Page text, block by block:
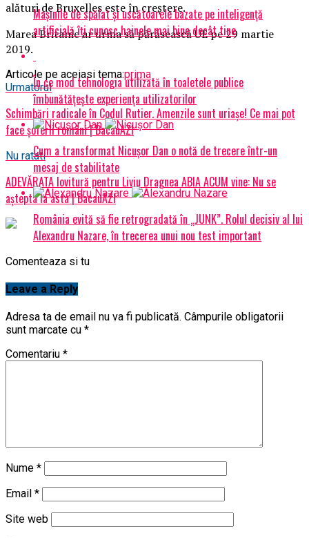
alături de Bruxelles este în creştere.
Marea Britanie ar urma să părăsească UE pe 29 martie
2019.
Articole pe aceiasi tema:prima
Urmatorul
Schimbări radicale în Codul Rutier. Amenzile sunt uriașe! Ce mai pot
face șoferii români | BacauAZI
Nu ratati
ADEVĂRATA lovitură pentru Liviu Dragnea ABIA ACUM vine: Nu se
aștepta la asta | BacauAZI
Mașinile de spălat și uscătoarele bazate pe inteligență
artificială îți cunosc hainele mai bine decât tine
În ce mod tehnologia utilizată în toaletele publice
îmbunătățește experiența utilizatorilor
Cum a transformat Nicușor Dan o notă de trecere într-un
mesaj de stabilitate
România evită să fie retrogradată în „JUNK”. Rolul decisiv al lui
Alexandru Nazare, în trecerea unui nou test important
Comenteaza si tu
Leave a Reply
Adresa ta de email nu va fi publicată. Câmpurile obligatorii
sunt marcate cu *
Comentariu *
Nume *
Email *
Site web